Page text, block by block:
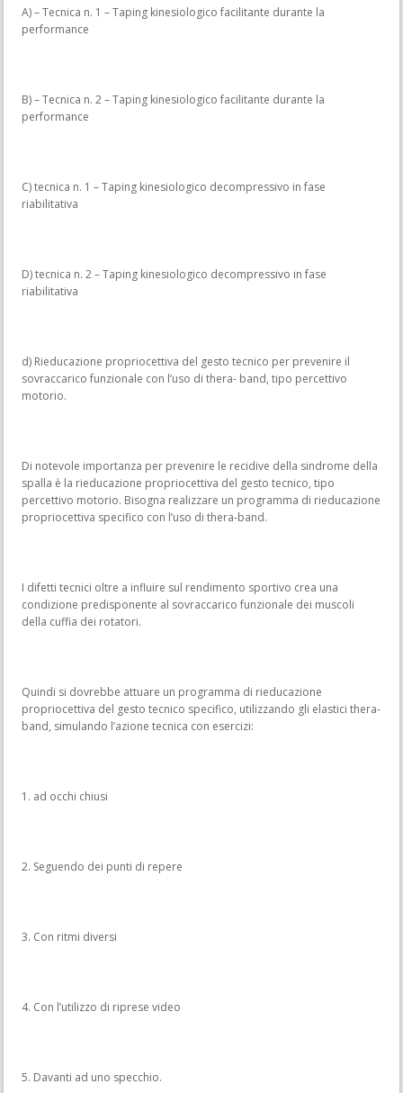
A) – Tecnica n. 1 – Taping kinesiologico facilitante durante la
performance
B) – Tecnica n. 2 – Taping kinesiologico facilitante durante la
performance
C) tecnica n. 1 – Taping kinesiologico decompressivo in fase
riabilitativa
D) tecnica n. 2 – Taping kinesiologico decompressivo in fase
riabilitativa
d) Rieducazione propriocettiva del gesto tecnico per prevenire il
sovraccarico funzionale con l’uso di thera- band, tipo percettivo
motorio.
Di notevole importanza per prevenire le recidive della sindrome della
spalla è la rieducazione propriocettiva del gesto tecnico, tipo
percettivo motorio. Bisogna realizzare un programma di rieducazione
propriocettiva specifico con l’uso di thera-band.
I difetti tecnici oltre a influire sul rendimento sportivo crea una
condizione predisponente al sovraccarico funzionale dei muscoli
della cuffia dei rotatori.
Quindi si dovrebbe attuare un programma di rieducazione
propriocettiva del gesto tecnico specifico, utilizzando gli elastici thera-
band, simulando l’azione tecnica con esercizi:
1. ad occhi chiusi
2. Seguendo dei punti di repere
3. Con ritmi diversi
4. Con l’utilizzo di riprese video
5. Davanti ad uno specchio.